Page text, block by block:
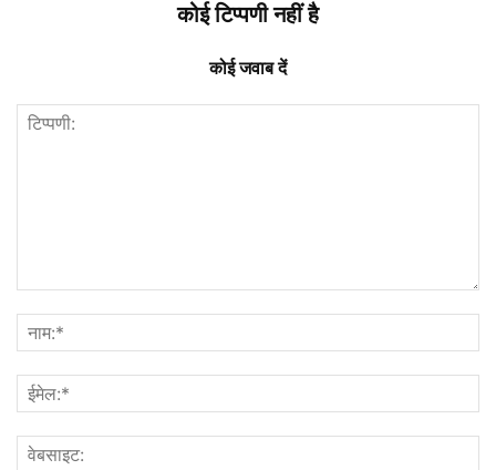
कोई टिप्पणी नहीं है
कोई जवाब दें